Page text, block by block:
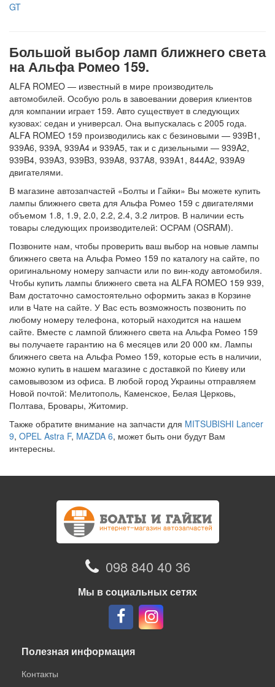
GT
Большой выбор ламп ближнего света
на Альфа Ромео 159.
ALFA ROMEO — известный в мире производитель
автомобилей. Особую роль в завоевании доверия клиентов
для компании играет 159. Авто существует в следующих
кузовах: седан и универсал. Она выпускалась с 2005 года.
ALFA ROMEO 159 производились как с безиновыми — 939B1,
939A6, 939A, 939A4 и 939A5, так и с дизельными — 939A2,
939B4, 939A3, 939B3, 939A8, 937A8, 939A1, 844A2, 939A9
двигателями.
В магазине автозапчастей «Болты и Гайки» Вы можете купить
лампы ближнего света для Альфа Ромео 159 с двигателями
объемом 1.8, 1.9, 2.0, 2.2, 2.4, 3.2 литров. В наличии есть
товары следующих производителей: ОСРАМ (OSRAM).
Позвоните нам, чтобы проверить ваш выбор на новые лампы
ближнего света на Альфа Ромео 159 по каталогу на сайте, по
оригинальному номеру запчасти или по вин-коду автомобиля.
Чтобы купить лампы ближнего света на ALFA ROMEO 159 939,
Вам достаточно самостоятельно оформить заказ в Корзине
или в Чате на сайте. У Вас есть возможность позвонить по
любому номеру телефона, который находится на нашем
сайте. Вместе с лампой ближнего света на Альфа Ромео 159
вы получаете гарантию на 6 месяцев или 20 000 км. Лампы
ближнего света на Альфа Ромео 159, которые есть в наличии,
можно купить в нашем магазине с доставкой по Киеву или
самовывозом из офиса. В любой город Украины отправляем
Новой почтой: Мелитополь, Каменское, Белая Церковь,
Полтава, Бровары, Житомир.
Также обратите внимание на запчасти для MITSUBISHI Lancer
9, OPEL Astra F, MAZDA 6, может быть они будут Вам
интересны.
098 840 40 36
Мы в социальных сетях
Полезная информация
Контакты